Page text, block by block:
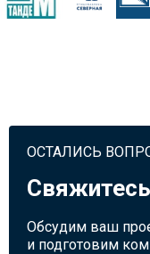
ОСТАЛИСЬ
Обсудим ваш
и подготовим